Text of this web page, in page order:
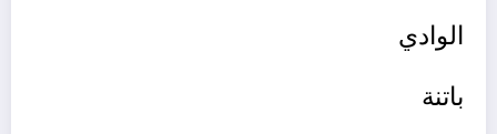
الوادي
باتنة